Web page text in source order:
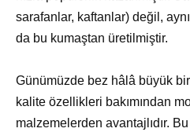
sarafanlar, kaftanlar) değil,
da bu kumaştan üretilmiştir.
Günümüzde bez hâlâ büyük
kalite özellikleri bakımından
malzemelerden avantajlıdır.